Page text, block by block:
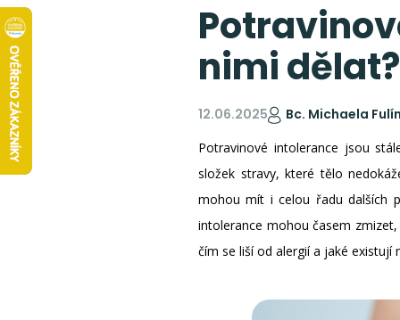
nimi dělat?
12.06.2025 Bc. Michaela
Potravinové intolerance jsou
složek stravy, které tělo
mohou mít i celou řadu dalších
intolerance mohou časem
čím se liší od alergií a jaké existují